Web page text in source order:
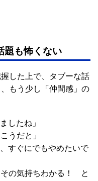
題も怖くない
した上で、タブーな話
もう少し「仲間感」の
したね」
うだと」
すぐにでもやめたいで
の気持ちわかる！ と